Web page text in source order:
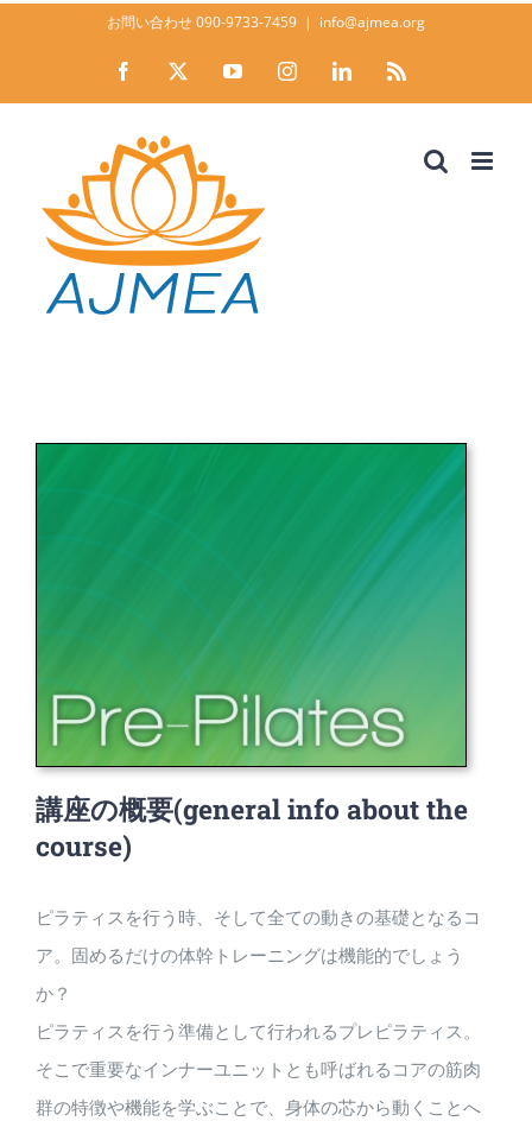
お問い合わせ 090-9733-7459 | info@ajmea.org
Facebook YouTubeInstagramLinkedInRss
講座の概要(general info about the
course)
ピラティスを行う時、そして全ての動きの基礎となるコ
ア。固めるだけの体幹トレーニングは機能的でしょう
か？
ピラティスを行う準備として行われるプレピラティス。
そこで重要なインナーユニットとも呼ばれるコアの筋肉
群の特徴や機能を学ぶことで、身体の芯から動くことへ